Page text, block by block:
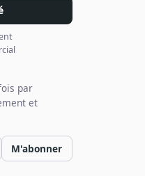
par
et
M'abonner